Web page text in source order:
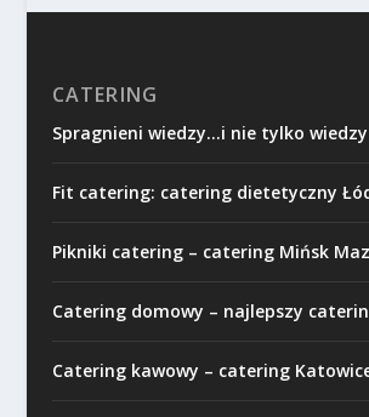
CATERING
Spragnieni wiedzy…i nie tylko wiedzy
Fit catering: catering dietetyczny
Pikniki catering – catering Mińsk
Catering domowy – najlepszy
Catering kawowy – catering